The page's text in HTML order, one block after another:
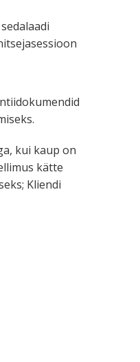
kui kaup on
kätte
Kliendi